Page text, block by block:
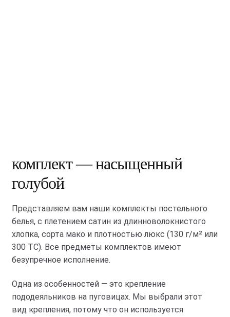
комплект — насыщенный
голубой
Представляем вам наши комплекты постельного
белья, с плетением сатин из длинноволокнистого
хлопка, сорта мако и плотностью люкс (130 г/м² или
300 ТС). Все предметы комплектов имеют
безупречное исполнение.
Одна из особенностей — это крепление
пододеяльников на пуговицах. Мы выбрали этот
вид крепления, потому что он используется